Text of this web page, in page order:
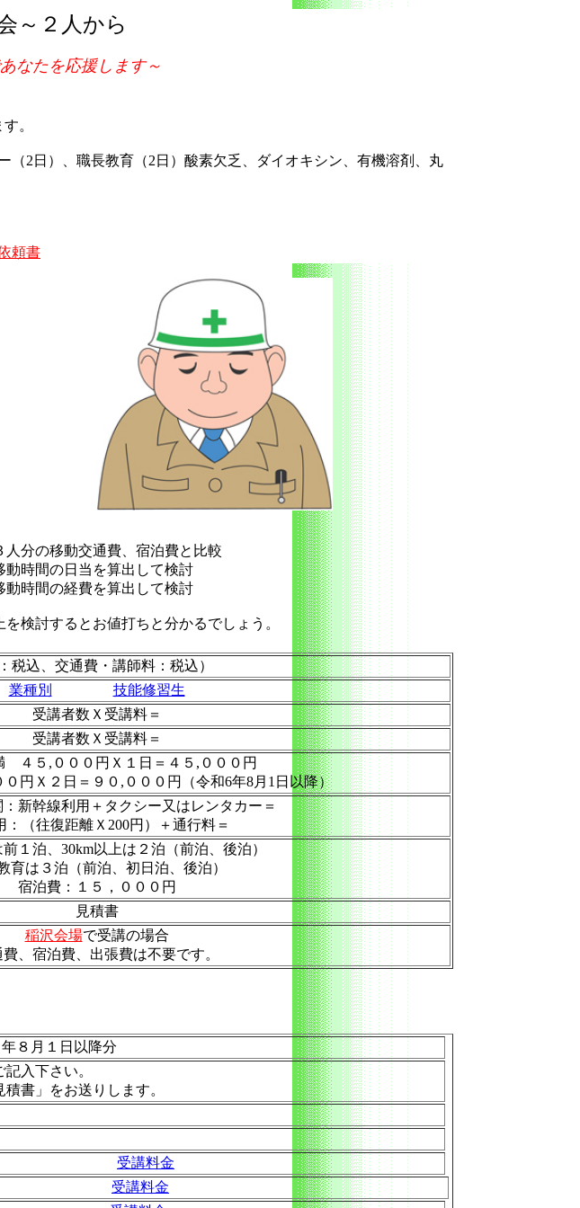
～２人から
なたを応援します～
。
2日）、職長教育（2日）酸素欠乏、ダイオキシン、有機溶剤、丸
頼書
人分の移動交通費、宿泊費と比較
動時間の日当を算出して検討
動時間の経費を算出して検討
を検討するとお値打ちと分かるでしょう。
込、交通費・講師料：税込）
業種別
技能修習生
受講者数Ｘ受講料＝
受講者数Ｘ受講料＝
４５,０００円Ｘ１日＝４５,０００円
円Ｘ２日＝９０,０００円（令和6年8月1日以降）
新幹線利用＋タクシー又はレンタカー＝
：（往復距離Ｘ200円）＋通行料＝
１泊、30km以上は２泊（前泊、後泊）
育は３泊（前泊、初日泊、後泊）
宿泊費：１５，０００円
見積書
稲沢会場で受講の場合
、宿泊費、出張費は不要です。
８月１日以降分
入下さい。
書」をお送りします。
受講料金
受講料金